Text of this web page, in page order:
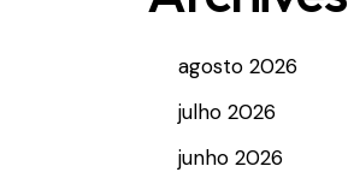
agosto 2026
julho 2026
junho 2026